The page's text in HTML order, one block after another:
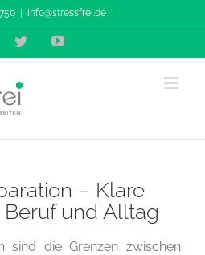
info@stressfrei.de
TwitterYouTube
– Klare
und Alltag
sind die Grenzen zwischen